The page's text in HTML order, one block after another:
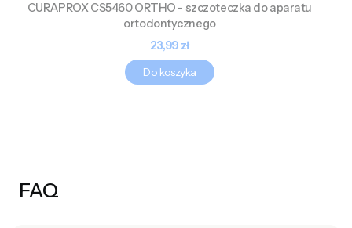
CURAPROX CS5460 ORTHO - szczoteczka do aparatu
ortodontycznego
Cena
23,99 zł
Do koszyka
FAQ